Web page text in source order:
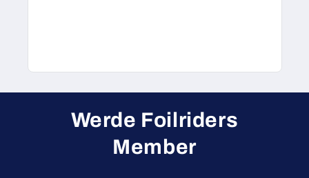
Werde Foilriders
Member